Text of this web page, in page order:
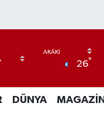
26°
DÜNYA MAGAZİN